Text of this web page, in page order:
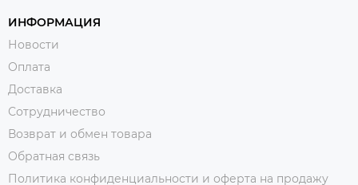
ИНФОРМАЦИЯ
Новости
Оплата
Доставка
Сотрудничество
Возврат и обмен товара
Обратная связь
Политика конфиденциальности и оферта на продажу